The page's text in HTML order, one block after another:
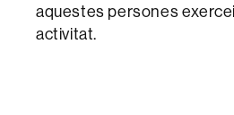
aquestes persones
activitat.